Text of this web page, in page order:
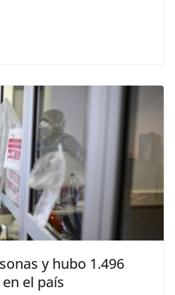
y hubo 1.496
el país